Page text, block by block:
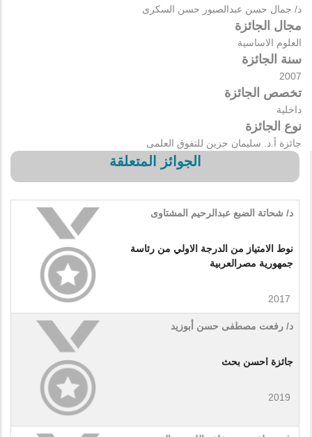
د/ جمال حسن عبدالصبور حسن السكرى
مجال الجائزة
العلوم الاساسية
سنة الجائزة
2007
تخصص الجائزة
داخلية
نوع الجائزة
جائزة أ.د. سليمان حزين للتفوق العلمى
الجوائز المتعلقة
د/ شحاتة الضبع عبدالرحيم المشتاوى
نوط الامتياز من الدرجة الاولي من رئاسة
جمهورية مصرالعربية
د/ رفعت مصطفى حسن أبوزيد
جائزة احسن بحث